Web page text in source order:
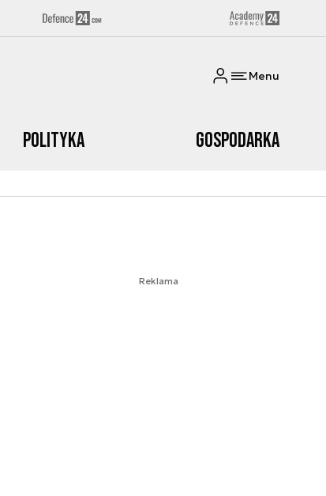
Menu
Polityka Gospodarka
Reklama